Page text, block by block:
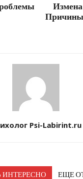
Причины
Psi-Labirint.ru
ЕЩЕ